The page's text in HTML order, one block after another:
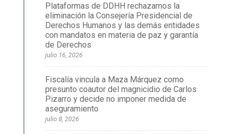
Plataformas de DDHH rechazamos la
eliminación la Consejería Presidencial de
Derechos Humanos y las demás entidades
con mandatos en materia de paz y garantía
de Derechos
julio 16, 2026
Fiscalía vincula a Maza Márquez como
presunto coautor del magnicidio de Carlos
Pizarro y decide no imponer medida de
aseguramiento
julio 8, 2026